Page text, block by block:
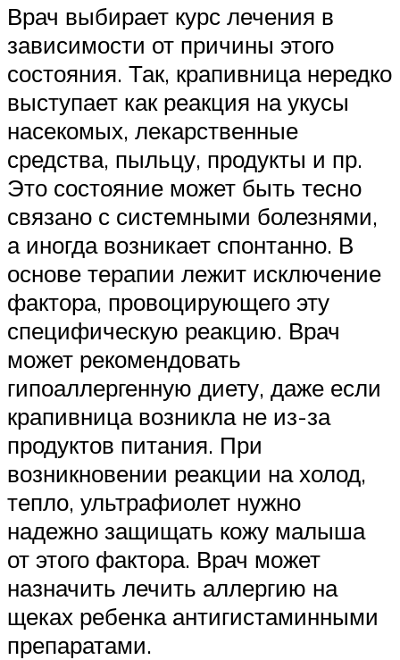
Врач выбирает курс лечения в
зависимости от причины этого
состояния. Так, крапивница нередко
выступает как реакция на укусы
насекомых, лекарственные
средства, пыльцу, продукты и пр.
Это состояние может быть тесно
связано с системными болезнями,
а иногда возникает спонтанно. В
основе терапии лежит исключение
фактора, провоцирующего эту
специфическую реакцию. Врач
может рекомендовать
гипоаллергенную диету, даже если
крапивница возникла не из-за
продуктов питания. При
возникновении реакции на холод,
тепло, ультрафиолет нужно
надежно защищать кожу малыша
от этого фактора. Врач может
назначить лечить аллергию на
щеках ребенка антигистаминными
препаратами.